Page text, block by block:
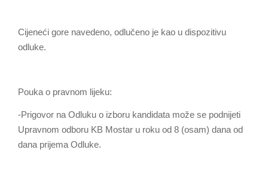
Cijeneći gore navedeno, odlučeno je kao u dispozitivu
odluke.
Pouka o pravnom lijeku:
-Prigovor na Odluku o izboru kandidata može se podnijeti
Upravnom odboru KB Mostar u roku od 8 (osam) dana od
dana prijema Odluke.